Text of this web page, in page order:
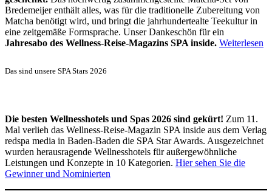
Bredemeijer enthält alles, was für die traditionelle Zubereitung von
Matcha benötigt wird, und bringt die jahrhundertealte Teekultur in
eine zeitgemäße Formsprache. Unser Dankeschön für ein
Jahresabo des Wellness-Reise-Magazins SPA inside. Weiterlesen
Das sind unsere SPA Stars 2026
Die besten Wellnesshotels und Spas 2026 sind gekürt! Zum 11.
Mal verlieh das Wellness-Reise-Magazin SPA inside aus dem Verlag
redspa media in Baden-Baden die SPA Star Awards. Ausgezeichnet
wurden herausragende Wellnesshotels für außergewöhnliche
Leistungen und Konzepte in 10 Kategorien. Hier sehen Sie die
Gewinner und Nominierten